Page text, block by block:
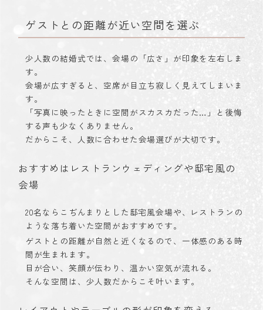
ゲストとの距離が近い空間を選ぶ
少人数の結婚式では、会場の「広さ」が印象を左右しま
す。
会場が広すぎると、空席が目立ち寂しく見えてしまいま
す。
「写真に映ったときに空間がスカスカだった…」と後悔
する声も少なくありません。
だからこそ、人数に合わせた会場選びが大切です。
おすすめはレストランウェディングや邸宅風の
会場
20名ならこぢんまりとした邸宅風会場や、レストランの
ような落ち着いた空間がおすすめです。
ゲストとの距離が自然と近くなるので、一体感のある時
間が生まれます。
目が合い、笑顔が伝わり、温かい空気が流れる。
そんな空間は、少人数だからこそ叶います。